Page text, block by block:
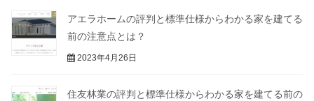
アエラホームの評判と標準仕様からわかる家を建てる
前の注意点とは？
2023年4月26日
住友林業の評判と標準仕様からわかる家を建てる前の